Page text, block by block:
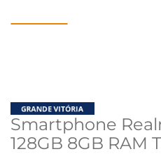
Smartphone
128GB 8GB RAM